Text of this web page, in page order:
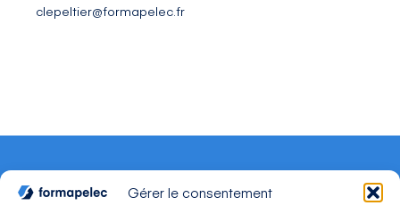
Gérer le consentement
clepeltier@formapelec.fr